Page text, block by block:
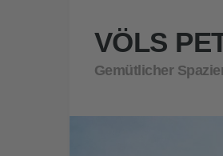
VÖLS
Gemütlicher